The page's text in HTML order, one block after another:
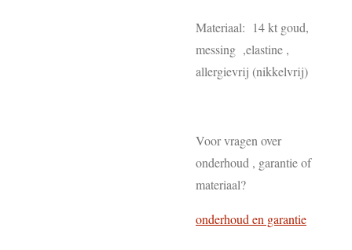
Materiaal: 14 kt goud,
messing ,elastine ,
allergievrij (nikkelvrij)
Voor vragen over
onderhoud , garantie of
materiaal?
onderhoud en garantie